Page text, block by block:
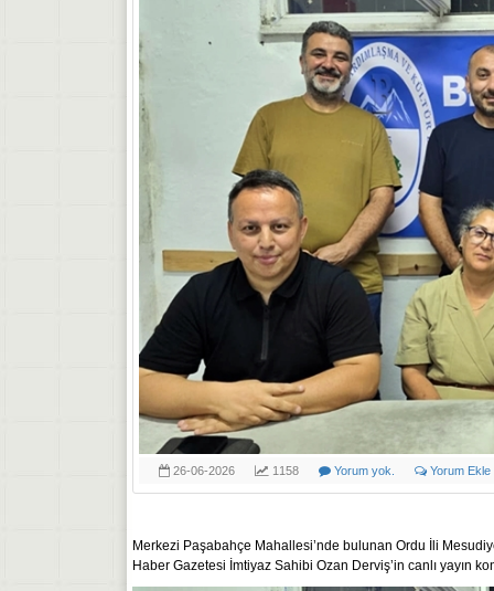
26-06-2026 1158 Yorum yok. Yorum Ekle
Merkezi Paşabahçe Mahallesi’nde bulunan Ordu İli
Haber Gazetesi İmtiyaz Sahibi Ozan Derviş’in canlı yayın